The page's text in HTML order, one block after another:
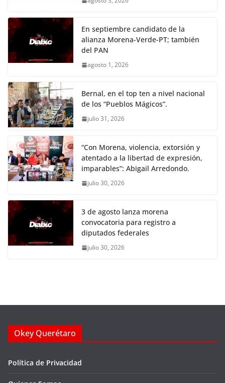
En septiembre candidato de la
alianza Morena-Verde-PT; también
del PAN
agosto 1, 2026
Bernal, en el top ten a nivel nacional
de los “Pueblos Mágicos”.
julio 31, 2026
“Con Morena, violencia, extorsión y
atentado a la libertad de expresión,
imparables”: Abigail Arredondo.
julio 30, 2026
3 de agosto lanza morena
convocatoria para registro a
diputados federales
julio 30, 2026
Okey Querétaro
Política de Privacidad